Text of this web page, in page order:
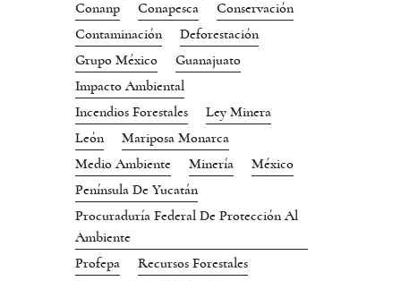
Conanp
Conapesca
Conservación
Contaminación
Deforestación
Grupo México
Guanajuato
Impacto Ambiental
Incendios Forestales
Ley Minera
León
Mariposa Monarca
Medio Ambiente
Minería
México
Península De Yucatán
Procuraduría Federal De Protección Al
Ambiente
Profepa
Recursos Forestales